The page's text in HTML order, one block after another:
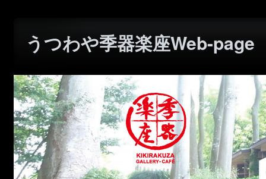
うつわや季器楽座Web-page